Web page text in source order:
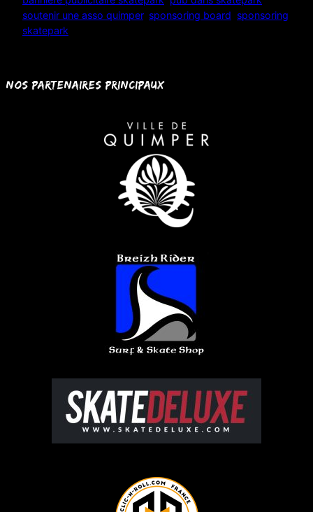
soutenir une asso quimper, sponsoring board sponsoring
skatepark
Nos partenaires principaux